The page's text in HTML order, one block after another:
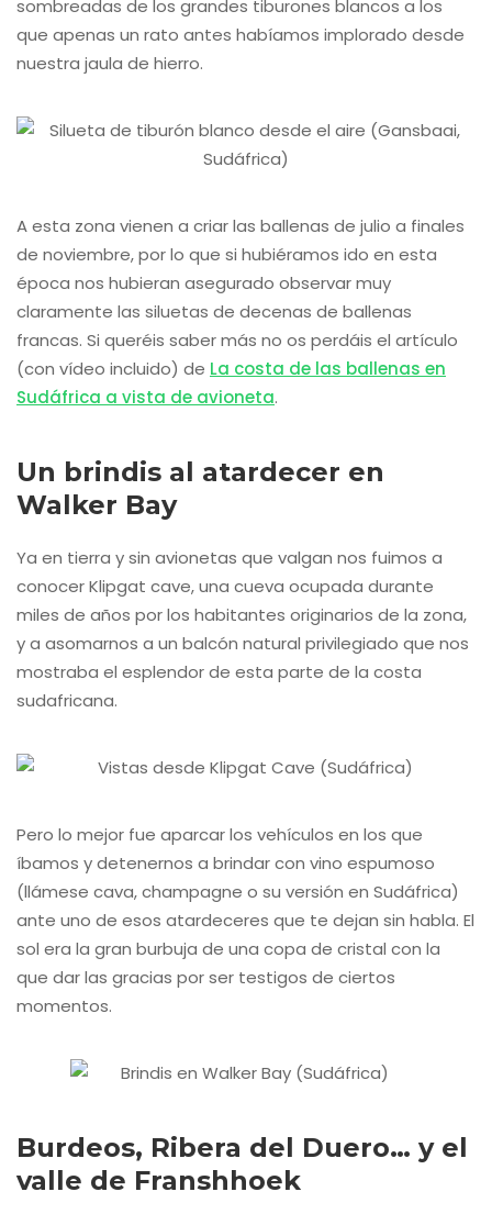
sombreadas de los grandes tiburones blancos a los
que apenas un rato antes habíamos implorado desde
nuestra jaula de hierro.
A esta zona vienen a criar las ballenas de julio a finales
de noviembre, por lo que si hubiéramos ido en esta
época nos hubieran asegurado observar muy
claramente las siluetas de decenas de ballenas
francas. Si queréis saber más no os perdáis el artículo
(con vídeo incluido) de La costa de las ballenas en
Sudáfrica a vista de avioneta.
Un brindis al atardecer en
Walker Bay
Ya en tierra y sin avionetas que valgan nos fuimos a
conocer Klipgat cave, una cueva ocupada durante
miles de años por los habitantes originarios de la zona,
y a asomarnos a un balcón natural privilegiado que nos
mostraba el esplendor de esta parte de la costa
sudafricana.
Pero lo mejor fue aparcar los vehículos en los que
íbamos y detenernos a brindar con vino espumoso
(llámese cava, champagne o su versión en Sudáfrica)
ante uno de esos atardeceres que te dejan sin habla. El
sol era la gran burbuja de una copa de cristal con la
que dar las gracias por ser testigos de ciertos
momentos.
Burdeos, Ribera del Duero… y el
valle de Franshhoek